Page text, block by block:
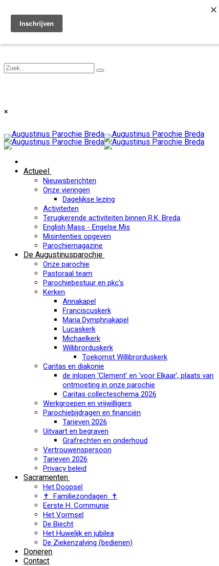
Toggle navigation
×
Actueel
Nieuwsberichten
Onze vieringen
Dagelijkse lezing
Activiteiten
Terugkerende activiteiten binnen R.K. Breda
English Mass - Engelse Mis
Misintenties opgeven
Parochiemagazine
De Augustinusparochie
Onze parochie
Pastoraal team
Parochiebestuur en pkc's
Kerken
Annakapel
Franciscuskerk
Maria Dymphnakapel
Lucaskerk
Michaelkerk
Willibrorduskerk
Toekomst Willibrorduskerk
Caritas en diakonie
de inlopen ‘Clement’ en ‘voor Elkaar’, plaats van
ontmoeting in onze parochie
Caritas collecteschema 2026
Werkgroepen en vrijwilligers
Parochiebijdragen en financiën
Tarieven 2026
Uitvaart en begraven
Grafrechten en onderhoud
Vertrouwenspersoon
Tarieven 2026
Privacy beleid
Sacramenten
Het Doopsel
✝ Familiezondagen ✝
Eerste H. Communie
Het Vormsel
De Biecht
Het Huwelijk en jubilea
De Ziekenzalving (bedienen)
Doneren
Contact